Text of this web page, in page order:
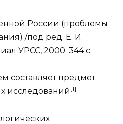
России (проблемы
/под ред. Е. И.
УРСС, 2000. 344 с.
составляет предмет
исследований [1].